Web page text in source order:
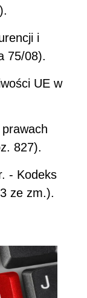
i
75/08).
UE w
827).
- Kodeks
ze zm.).